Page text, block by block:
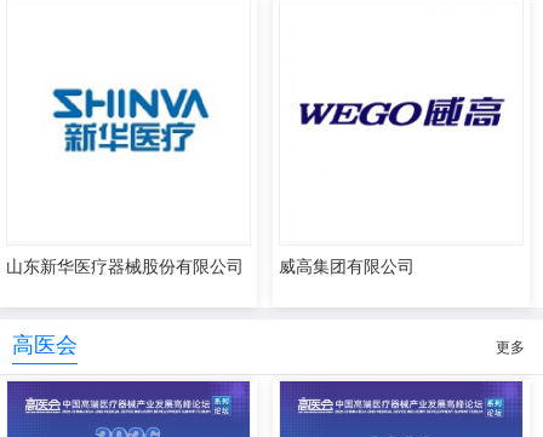
山东新华医疗器械股份有限公司 威高集团有限公司
高医会 更多